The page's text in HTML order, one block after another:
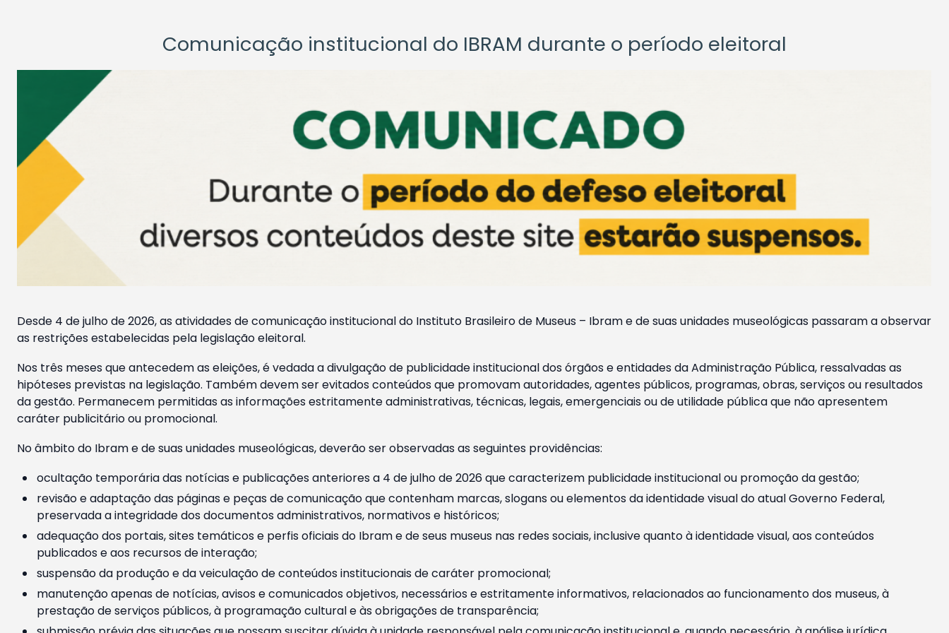
Comunicação institucional do IBRAM durante o período eleitoral
Desde 4 de julho de 2026, as atividades de comunicação institucional do Instituto Brasileiro de Museus – Ibram e de suas unidades museológicas passaram a observar
as restrições estabelecidas pela legislação eleitoral.
Nos três meses que antecedem as eleições, é vedada a divulgação de publicidade institucional dos órgãos e entidades da Administração Pública, ressalvadas as
hipóteses previstas na legislação. Também devem ser evitados conteúdos que promovam autoridades, agentes públicos, programas, obras, serviços ou resultados
da gestão. Permanecem permitidas as informações estritamente administrativas, técnicas, legais, emergenciais ou de utilidade pública que não apresentem
caráter publicitário ou promocional.
No âmbito do Ibram e de suas unidades museológicas, deverão ser observadas as seguintes providências:
ocultação temporária das notícias e publicações anteriores a 4 de julho de 2026 que caracterizem publicidade institucional ou promoção da gestão;
revisão e adaptação das páginas e peças de comunicação que contenham marcas, slogans ou elementos da identidade visual do atual Governo Federal,
preservada a integridade dos documentos administrativos, normativos e históricos;
adequação dos portais, sites temáticos e perfis oficiais do Ibram e de seus museus nas redes sociais, inclusive quanto à identidade visual, aos conteúdos
publicados e aos recursos de interação;
suspensão da produção e da veiculação de conteúdos institucionais de caráter promocional;
manutenção apenas de notícias, avisos e comunicados objetivos, necessários e estritamente informativos, relacionados ao funcionamento dos museus, à
prestação de serviços públicos, à programação cultural e às obrigações de transparência;